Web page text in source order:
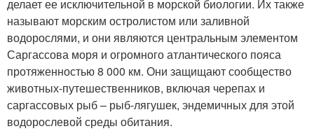
делает ее исключительной в морской биологии. Их также
называют морским остролистом или заливной
водорослями, и они являются центральным элементом
Саргассова моря и огромного атлантического пояса
протяженностью 8 000 км. Они защищают сообщество
животных-путешественников, включая черепах и
саргассовых рыб – рыб-лягушек, эндемичных для этой
водорослевой среды обитания.